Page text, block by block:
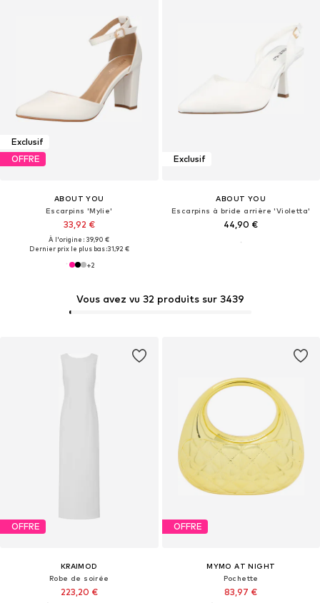
Exclusif
OFFRE
ABOUT YOU
Escarpins 'Mylie'
33,92 €
À l'origine : 39,90 €
Dernier prix le plus bas :31,92 €
+2
Exclusif
ABOUT YOU
Escarpins à bride arrière 'Violetta'
44,90 €
OFFRE
KRAIMOD
Robe de soirée
223,20 €
Vous avez vu 32 produits sur 3439
OFFRE
MYMO AT NIGHT
Pochette
83,97 €